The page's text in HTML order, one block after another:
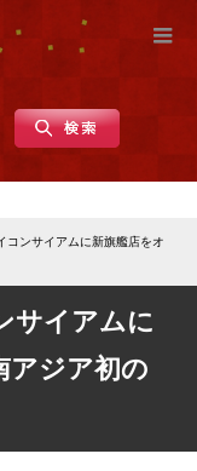
コンサイアムに新旗艦店をオ
サイアムに
アジア初の